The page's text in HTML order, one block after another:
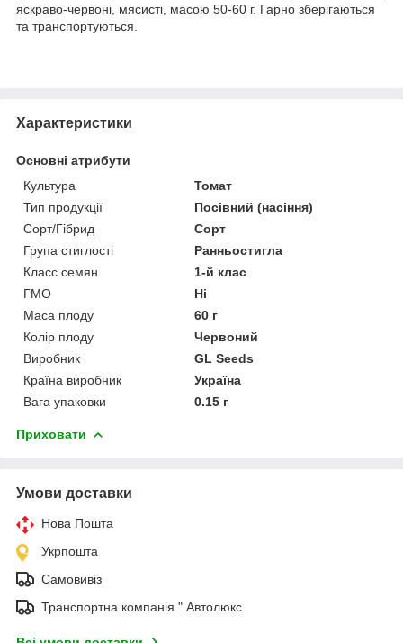
яскраво-червоні, мясистi, масою 50-60 г. Гарно зберiгаються
та транспортуються.
Характеристики
Основні атрибути
Культура
Томат
Тип продукції
Посівний (насіння)
Сорт/Гібрид
Сорт
Група стиглості
Ранньостигла
Класс семян
1-й клас
ГМО
Ні
Маса плоду
60 г
Колір плоду
Червоний
Виробник
GL Seeds
Країна виробник
Україна
Вага упаковки
0.15 г
Приховати
Умови доставки
Нова Пошта
Укрпошта
Самовивіз
Транспортна компанія " Автолюкс